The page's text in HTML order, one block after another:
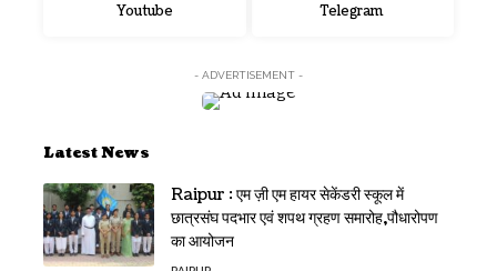
Youtube Telegram
- ADVERTISEMENT -
Latest News
Raipur : एम ज़ी एम हायर सेकेंडरी स्कूल में
छात्रसंघ पदभार एवं शपथ ग्रहण समारोह,पौधारोपण
का आयोजन